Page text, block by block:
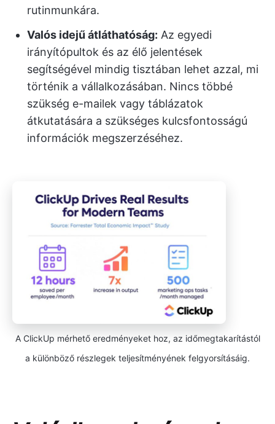
rutinmunkára.
Valós idejű átláthatóság: Az egyedi
irányítópultok és az élő jelentések
segítségével mindig tisztában lehet azzal, mi
történik a vállalkozásában. Nincs többé
szükség e-mailek vagy táblázatok
átkutatására a szükséges kulcsfontosságú
információk megszerzéséhez.
A ClickUp mérhető eredményeket hoz, az időmegtakarítástól
a különböző részlegek teljesítményének felgyorsításáig.